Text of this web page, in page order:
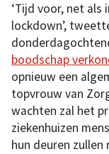
‘Tijd voor, net als
lockdown’,
boodschap
opnieuw een
topvrouw van
wachten zal het
ziekenhuizen
hun deuren